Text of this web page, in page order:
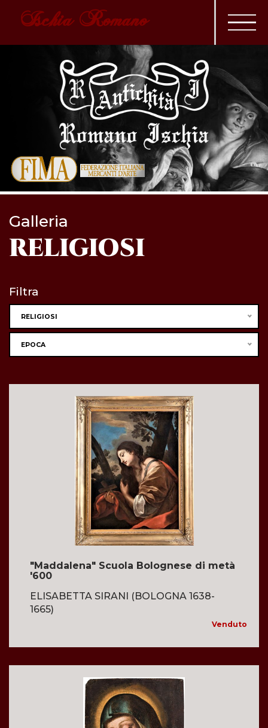
Ischia Romano
Galleria
RELIGIOSI
Filtra
RELIGIOSI
EPOCA
"Maddalena" Scuola Bolognese di metà
'600
ELISABETTA SIRANI (BOLOGNA 1638-
1665)
Venduto